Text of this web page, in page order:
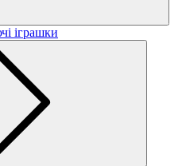
іграшки